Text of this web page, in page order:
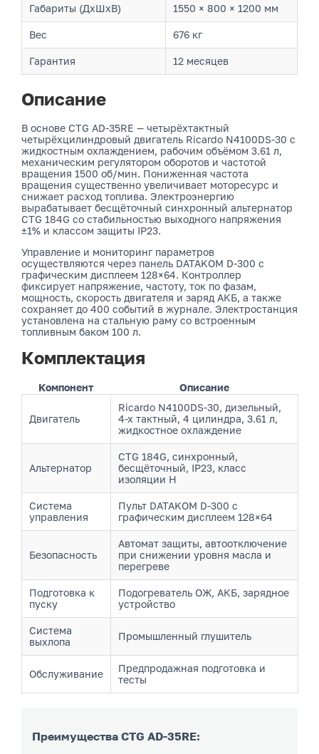
Габариты (ДхШхВ) 1550 × 800 × 1200 мм
Вес 676 кг
Гарантия 12 месяцев
Описание
В основе CTG AD-35RE — четырёхтактный
четырёхцилиндровый двигатель Ricardo N4100DS-30 с
жидкостным охлаждением, рабочим объёмом 3.61 л,
механическим регулятором оборотов и частотой
вращения 1500 об/мин. Пониженная частота
вращения существенно увеличивает моторесурс и
снижает расход топлива. Электроэнергию
вырабатывает бесщёточный синхронный альтернатор
CTG 184G со стабильностью выходного напряжения
±1% и классом защиты IP23.
Управление и мониторинг параметров
осуществляются через панель DATAKOM D-300 с
графическим дисплеем 128×64. Контроллер
фиксирует напряжение, частоту, ток по фазам,
мощность, скорость двигателя и заряд АКБ, а также
сохраняет до 400 событий в журнале. Электростанция
установлена на стальную раму со встроенным
топливным баком 100 л.
Комплектация
Компонент Описание
Двигатель
Ricardo N4100DS-30, дизельный,
4-х тактный, 4 цилиндра, 3.61 л,
жидкостное охлаждение
Альтернатор
CTG 184G, синхронный,
бесщёточный, IP23, класс
изоляции H
Система
управления
Пульт DATAKOM D-300 с
графическим дисплеем 128×64
Безопасность
Автомат защиты, автоотключение
при снижении уровня масла и
перегреве
Подготовка к
пуску
Подогреватель ОЖ, АКБ, зарядное
устройство
Система
выхлопа
Промышленный глушитель
Обслуживание
Предпродажная подготовка и
тесты
Преимущества CTG AD-35RE: